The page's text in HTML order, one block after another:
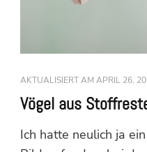
AKTUALISIERT AM APRIL 26,
Vögel aus
Ich hatte neulich ja